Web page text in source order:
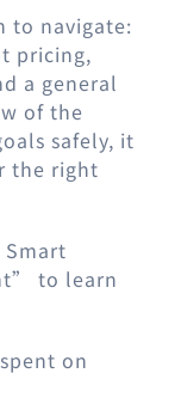
to navigate:
pricing,
a general
of the
safely, it
the right
to learn
on